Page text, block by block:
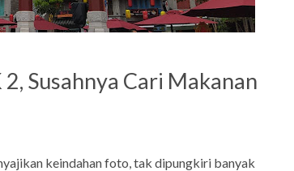
Susahnya Cari Makanan
keindahan foto, tak dipungkiri banyak